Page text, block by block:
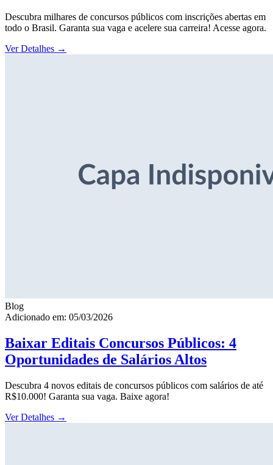
Descubra milhares de concursos públicos com inscrições abertas em
todo o Brasil. Garanta sua vaga e acelere sua carreira! Acesse agora.
Ver Detalhes →
Blog
Adicionado em: 05/03/2026
Baixar Editais Concursos Públicos: 4
Oportunidades de Salários Altos
Descubra 4 novos editais de concursos públicos com salários de até
R$10.000! Garanta sua vaga. Baixe agora!
Ver Detalhes →